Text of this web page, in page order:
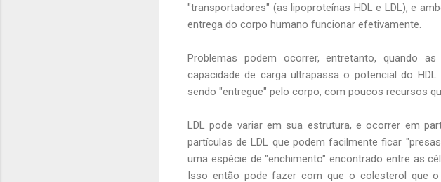
"transportadores" (as lipoproteínas HDL e LDL), e
entrega do corpo humano funcionar efetivamente.
Problemas podem ocorrer, entretanto, quando
capacidade de carga ultrapassa o potencial do
sendo "entregue" pelo corpo, com poucos recursos
LDL pode variar em sua estrutura, e ocorrer em
partículas de LDL que podem facilmente ficar
uma espécie de "enchimento" encontrado entre as
Isso então pode fazer com que o colesterol que